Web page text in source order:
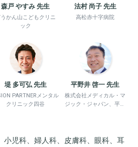
森戸 やすみ 先生
うかん山こどもクリニ
ック
法村 尚子 先生
高松赤十字病院
堤 多可弘 先生
PARTNERメンタル
クリニック四谷
平野井 啓一 先生
株式会社メディカル・マ
ジック・ジャパン、平野
小児科、婦人科、皮膚科、眼科、耳